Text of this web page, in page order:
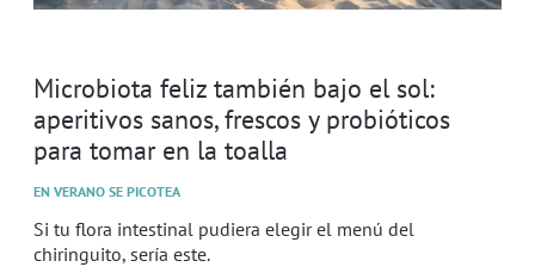
Microbiota feliz también bajo el sol:
aperitivos sanos, frescos y probióticos
para tomar en la toalla
EN VERANO SE PICOTEA
Si tu flora intestinal pudiera elegir el menú del
chiringuito, sería este.